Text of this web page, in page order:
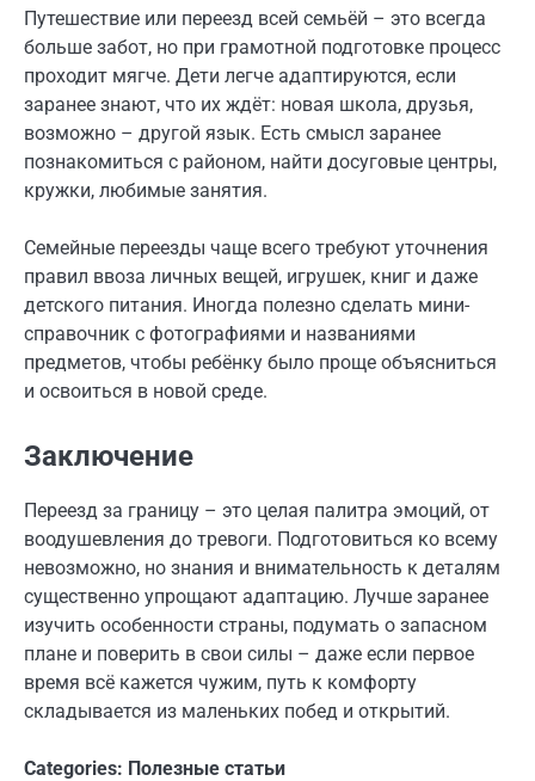
Путешествие или переезд всей семьёй – это всегда
больше забот, но при грамотной подготовке процесс
проходит мягче. Дети легче адаптируются, если
заранее знают, что их ждёт: новая школа, друзья,
возможно – другой язык. Есть смысл заранее
познакомиться с районом, найти досуговые центры,
кружки, любимые занятия.
Семейные переезды чаще всего требуют уточнения
правил ввоза личных вещей, игрушек, книг и даже
детского питания. Иногда полезно сделать мини-
справочник с фотографиями и названиями
предметов, чтобы ребёнку было проще объясниться
и освоиться в новой среде.
Заключение
Переезд за границу – это целая палитра эмоций, от
воодушевления до тревоги. Подготовиться ко всему
невозможно, но знания и внимательность к деталям
существенно упрощают адаптацию. Лучше заранее
изучить особенности страны, подумать о запасном
плане и поверить в свои силы – даже если первое
время всё кажется чужим, путь к комфорту
складывается из маленьких побед и открытий.
Categories: Полезные статьи